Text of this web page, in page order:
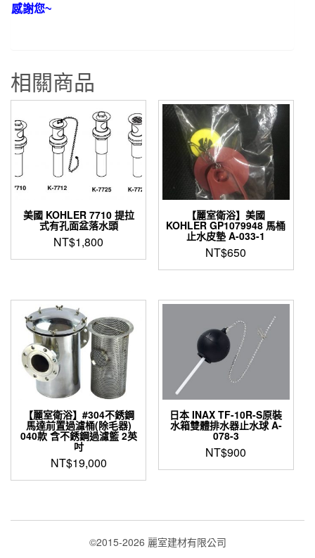
感謝您~
相關商品
美國 KOHLER 7710 提拉
式有孔面盆落水頭
NT$1,800
【麗室衛浴】美國
KOHLER GP1079948 馬桶
止水皮墊 A-033-1
NT$650
【麗室衛浴】#304不銹鋼
馬達前置過濾桶(除毛器)
040款 含不銹鋼過濾籃 2英
吋
NT$19,000
日本 INAX TF-10R-S原裝
水箱雙體排水器止水球 A-
078-3
NT$900
©2015-2026 麗室建材有限公司